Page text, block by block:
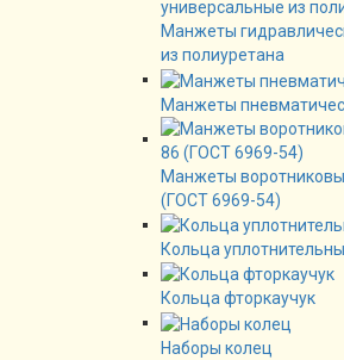
Манжеты
из полиуретана
Манжеты
Манжеты
(ГОСТ 6969-54)
Кольца
Кольца фторкаучук
Наборы колец